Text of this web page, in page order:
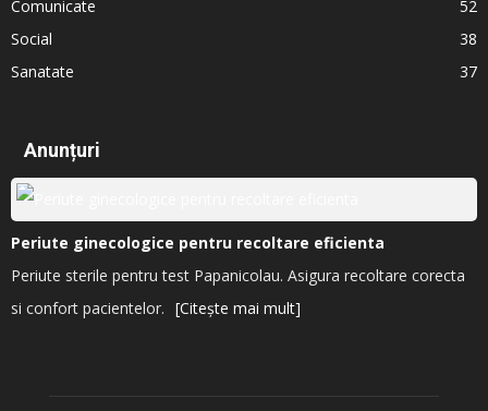
Comunicate
52
Social
38
Sanatate
37
Anunțuri
Periute ginecologice pentru recoltare eficienta
Periute sterile pentru test Papanicolau. Asigura recoltare corecta
si confort pacientelor. [Citește mai mult]